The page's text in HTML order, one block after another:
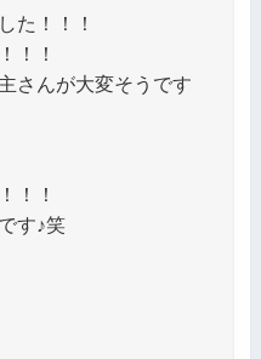
た！！！
！！
さんが大変そうです
！！
す♪笑